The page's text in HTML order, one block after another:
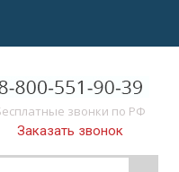
звонки по РФ
Заказать звонок